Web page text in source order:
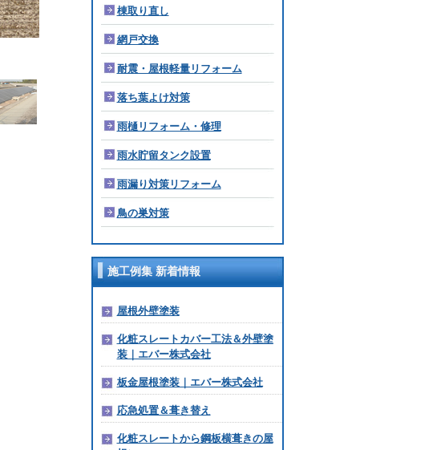
棟取り直し
網戸交換
耐震・屋根軽量リフォーム
落ち葉よけ対策
雨樋リフォーム・修理
雨水貯留タンク設置
雨漏り対策リフォーム
鳥の巣対策
施工例集 新着情報
屋根外壁塗装
化粧スレートカバー工法＆外壁塗
装｜エバー株式会社
板金屋根塗装｜エバー株式会社
応急処置＆葺き替え
化粧スレートから鋼板横葺きの屋